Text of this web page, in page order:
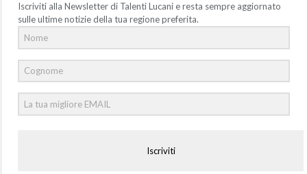
Iscriviti alla Newsletter di Talenti Lucani e resta sempre aggiornato
sulle ultime notizie della tua regione preferita.
Iscriviti